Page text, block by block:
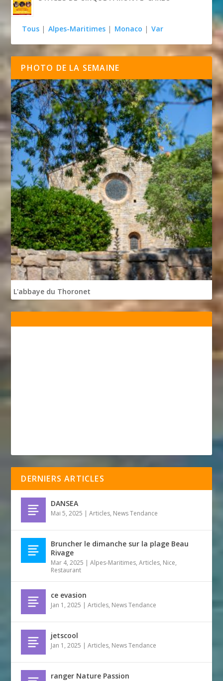
Tous | Alpes-Maritimes | Monaco | Var
PHOTO DE LA SEMAINE
L'abbaye du Thoronet
DERNIERS ARTICLES
DANSEA
Mai 5, 2025 |Articles, News Tendance
Bruncher le dimanche sur la plage Beau
Rivage
Mar 4, 2025 |Alpes-Maritimes,Articles, Nice,
Restaurant
ce evasion
Jan 1, 2025 |Articles, News Tendance
jetscool
Jan 1, 2025 |Articles, News Tendance
ranger Nature Passion